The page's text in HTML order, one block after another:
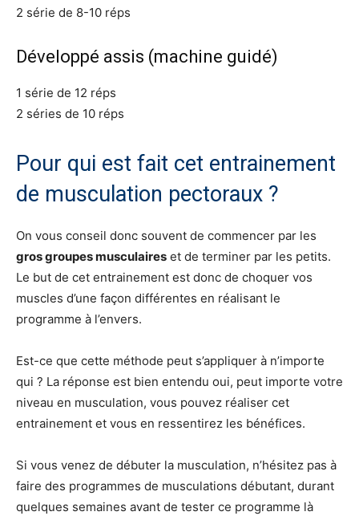
2 série de 8-10 réps
Développé assis (machine guidé)
1 série de 12 réps
2 séries de 10 réps
Pour qui est fait cet entrainement
de musculation pectoraux ?
On vous conseil donc souvent de commencer par les
gros groupes musculaires et de terminer par les petits.
Le but de cet entrainement est donc de choquer vos
muscles d’une façon différentes en réalisant le
programme à l’envers.
Est-ce que cette méthode peut s’appliquer à n’importe
qui ? La réponse est bien entendu oui, peut importe votre
niveau en musculation, vous pouvez réaliser cet
entrainement et vous en ressentirez les bénéfices.
Si vous venez de débuter la musculation, n’hésitez pas à
faire des programmes de musculations débutant, durant
quelques semaines avant de tester ce programme là